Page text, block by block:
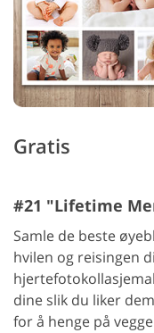
Gratis
Samle de beste
hvilen og reisingen
dine slik du liker
for å henge på